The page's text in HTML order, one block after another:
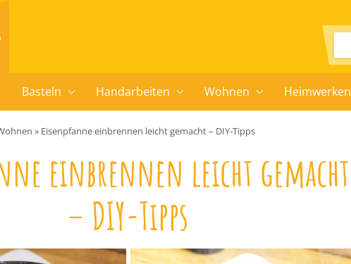
Basteln Handarbeiten Wohnen Heimwerken
» Eisenpfanne einbrennen leicht gemacht – DIY-Tipps
einbrennen leicht gemacht
– DIY-Tipps